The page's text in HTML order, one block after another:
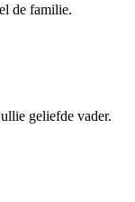
de familie.
geliefde vader.